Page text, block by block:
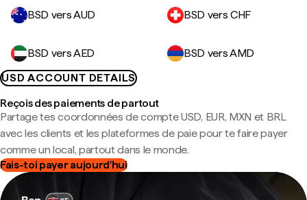
BSD vers AUD BSD vers CHF
BSD vers AED
BSD vers AMD
USD ACCOUNT DETAILS
Reçois des paiements de partout
Partage tes coordonnées de compte USD, EUR, MXN et BRL
avec les clients et les plateformes de paie pour te faire payer
comme un local, partout dans le monde.
Fais-toi payer aujourd'hui